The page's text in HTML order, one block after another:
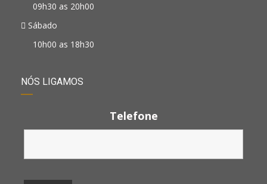
09h30 as 20h00
Sábado
10h00 as 18h30
NÓS LIGAMOS
Telefone